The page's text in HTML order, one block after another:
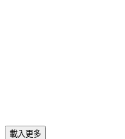
載入更多